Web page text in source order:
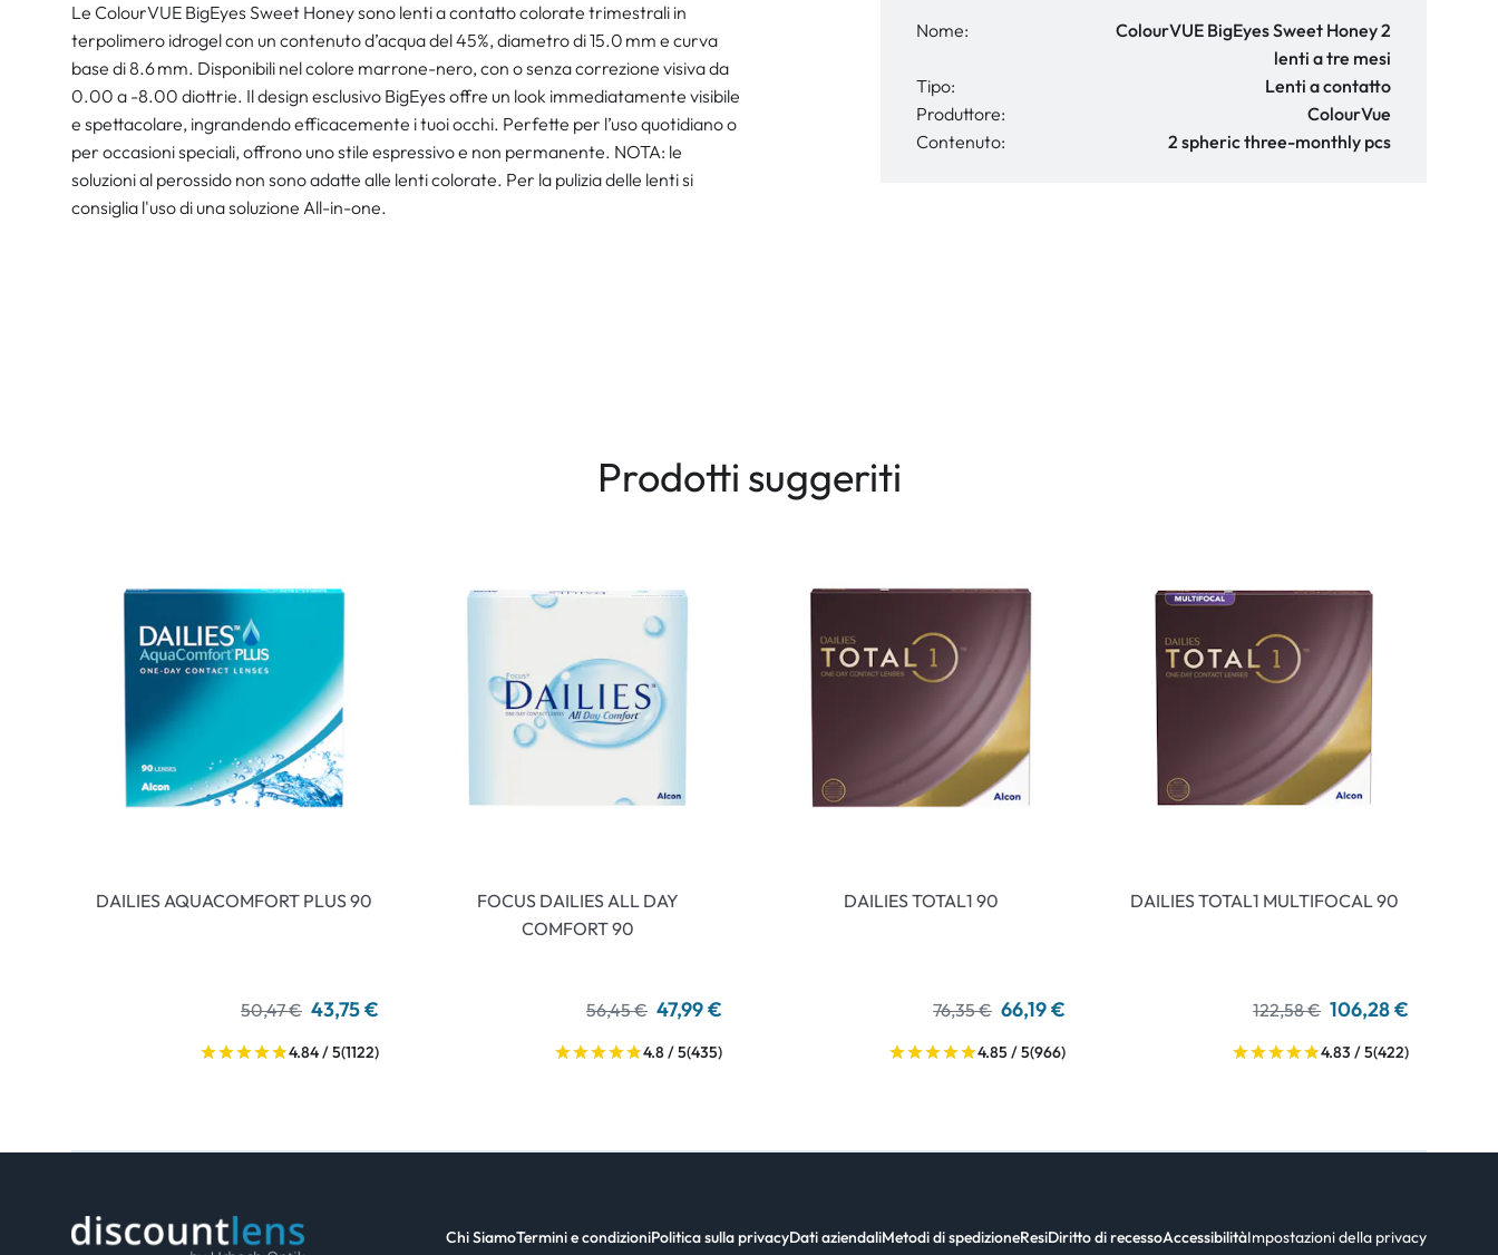
Le ColourVUE BigEyes Sweet Honey sono lenti a contatto colorate trimestrali in
terpolimero idrogel con un contenuto d’acqua del 45%, diametro di 15.0 mm e curva
base di 8.6 mm. Disponibili nel colore marrone-nero, con o senza correzione visiva da
0.00 a -8.00 diottrie. Il design esclusivo BigEyes offre un look immediatamente visibile
e spettacolare, ingrandendo efficacemente i tuoi occhi. Perfette per l’uso quotidiano o
per occasioni speciali, offrono uno stile espressivo e non permanente. NOTA: le
soluzioni al perossido non sono adatte alle lenti colorate. Per la pulizia delle lenti si
consiglia l'uso di una soluzione All-in-one.
Nome:
ColourVUE BigEyes Sweet Honey 2
lenti a tre mesi
Tipo:
Lenti a contatto
Produttore:
ColourVue
Contenuto:
2 spheric three-monthly pcs
Prodotti suggeriti
DAILIES AQUACOMFORT PLUS 90
50,47 € 43,75 €
4.84 / 5(1122)
FOCUS DAILIES ALL DAY
COMFORT 90
56,45 € 47,99 €
4.8 / 5(435)
DAILIES TOTAL1 90
76,35 € 66,19 €
4.85 / 5(966)
DAILIES TOTAL1 MULTIFOCAL 90
122,58 € 106,28 €
4.83 / 5(422)
Chi SiamoTermini e condizioniPolitica sulla privacyDati aziendaliMetodi di spedizioneResiDiritto di recessoAccessibilitàImpostazioni della privacy